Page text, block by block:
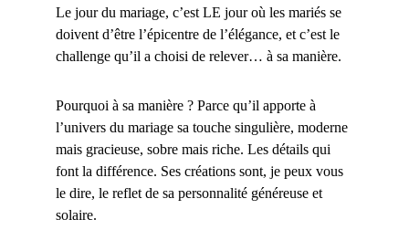
Le jour du mariage, c’est LE jour où les mariés se
doivent d’être l’épicentre de l’élégance, et c’est le
challenge qu’il a choisi de relever… à sa manière.
Pourquoi à sa manière ? Parce qu’il apporte à
l’univers du mariage sa touche singulière, moderne
mais gracieuse, sobre mais riche. Les détails qui
font la différence. Ses créations sont, je peux vous
le dire, le reflet de sa personnalité généreuse et
solaire.